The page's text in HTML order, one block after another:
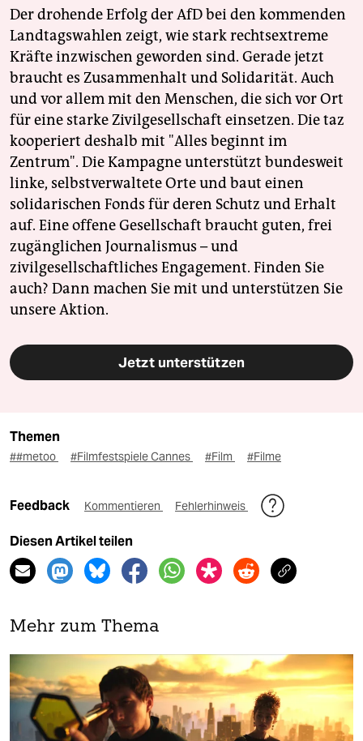
Der drohende Erfolg der AfD bei den kommenden
Landtagswahlen zeigt, wie stark rechtsextreme
Kräfte inzwischen geworden sind. Gerade jetzt
braucht es Zusammenhalt und Solidarität. Auch
und vor allem mit den Menschen, die sich vor Ort
für eine starke Zivilgesellschaft einsetzen. Die taz
kooperiert deshalb mit "Alles beginnt im
Zentrum". Die Kampagne unterstützt bundesweit
linke, selbstverwaltete Orte und baut einen
solidarischen Fonds für deren Schutz und Erhalt
auf. Eine offene Gesellschaft braucht guten, frei
zugänglichen Journalismus – und
zivilgesellschaftliches Engagement. Finden Sie
auch? Dann machen Sie mit und unterstützen Sie
unsere Aktion.
Jetzt unterstützen
Themen
##metoo #Filmfestspiele Cannes #Film #Filme
Feedback Kommentieren Fehlerhinweis
Diesen Artikel teilen
Mehr zum Thema